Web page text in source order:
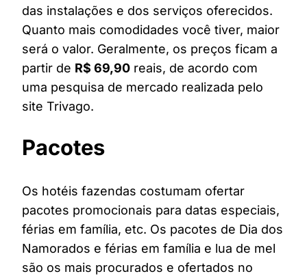
das instalações e dos serviços oferecidos.
Quanto mais comodidades você tiver, maior
será o valor. Geralmente, os preços ficam a
partir de R$ 69,90 reais, de acordo com
uma pesquisa de mercado realizada pelo
site Trivago.
Pacotes
Os hotéis fazendas costumam ofertar
pacotes promocionais para datas especiais,
férias em família, etc. Os pacotes de Dia dos
Namorados e férias em família e lua de mel
são os mais procurados e ofertados no